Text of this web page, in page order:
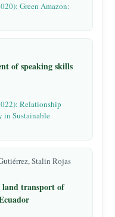
Green Amazon:
of speaking skills
Relationship
in Sustainable
Stalin Rojas
land transport of